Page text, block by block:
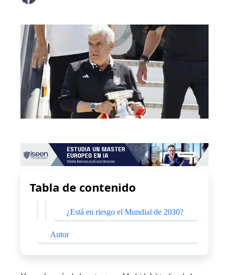
Tabla de contenido
¿Está en riesgo el Mundial de 2030?
Autor